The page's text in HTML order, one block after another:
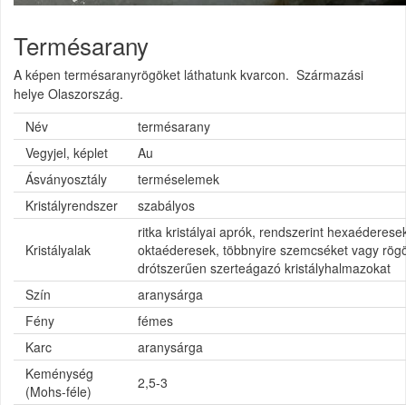
Termésarany
A képen termésaranyrögöket láthatunk kvarcon. Származási
helye Olaszország.
Név
termésarany
Vegyjel, képlet
Au
Ásványosztály
terméselemek
Kristályrendszer
szabályos
Kristályalak
ritka kristályai aprók, rendszerint
oktaéderesek, többnyire szemcséket vagy
drótszerűen szerteágazó kristályhalmazokat
Szín
aranysárga
Fény
fémes
Karc
aranysárga
Keménység
(Mohs-féle)
2,5-3